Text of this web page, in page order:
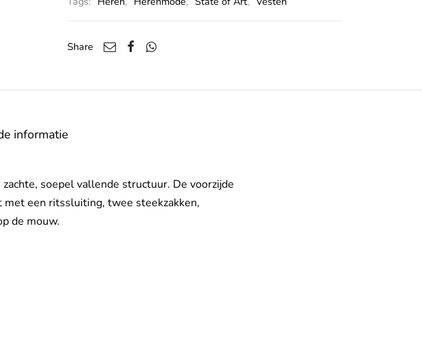
Share
informatie
soepel vallende structuur. De voorzijde
een ritssluiting, twee steekzakken,
de mouw.